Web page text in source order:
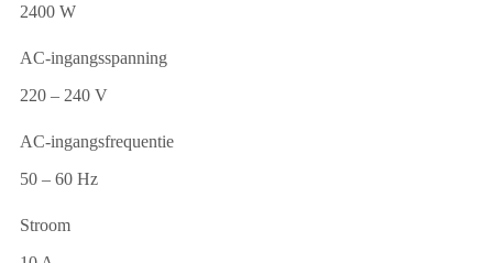
2400 W
AC-ingangsspanning
220 – 240 V
AC-ingangsfrequentie
50 – 60 Hz
Stroom